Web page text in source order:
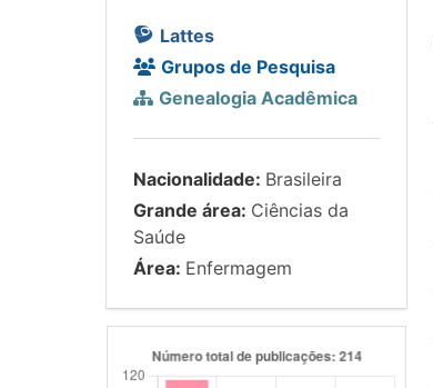
Lattes
Grupos de Pesquisa
Genealogia Acadêmica
Nacionalidade: Brasileira
Grande área: Ciências da
Saúde
Área: Enfermagem